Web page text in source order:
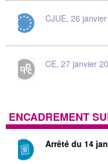
CJUE, 26
CE, 27 janvier
ENCADREMENT
Arrêté du 14